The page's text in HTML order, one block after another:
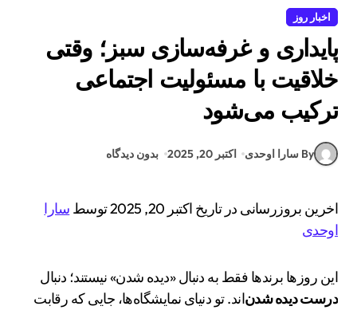
اخبار روز
پایداری و غرفه‌سازی سبز؛ وقتی
خلاقیت با مسئولیت اجتماعی
ترکیب می‌شود
By سارا اوحدی اکتبر 20, 2025 بدون دیدگاه
اخرین بروزرسانی در تاریخ اکتبر 20, 2025 توسط
سارا
اوحدی
این روزها برندها فقط به دنبال «دیده شدن» نیستند؛ دنبال
درست دیده شدن‌اند. تو دنیای نمایشگاه‌ها، جایی که رقابت